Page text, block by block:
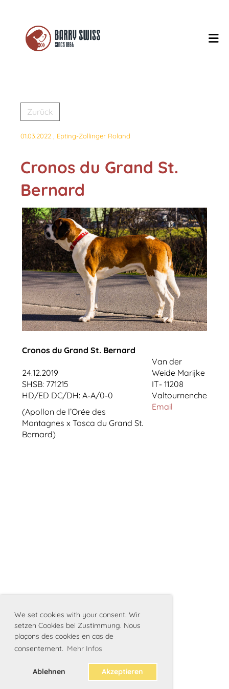
We set cookies with your consent. Wir
setzen Cookies bei Zustimmung. Nous
plaçons des cookies en cas de
consentement. Mehr Infos
Ablehnen Akzeptieren
Zurück
01.03.2022 , Epting-Zollinger Roland
Cronos du Grand St.
Bernard
Cronos du Grand St. Bernard
24.12.2019
SHSB: 771215
HD/ED DC/DH: A-A/0-0
(Apollon de l’Orée des
Montagnes x Tosca du Grand St.
Bernard)
Van der
Weide Marijke
IT- 11208
Valtournenche
Email